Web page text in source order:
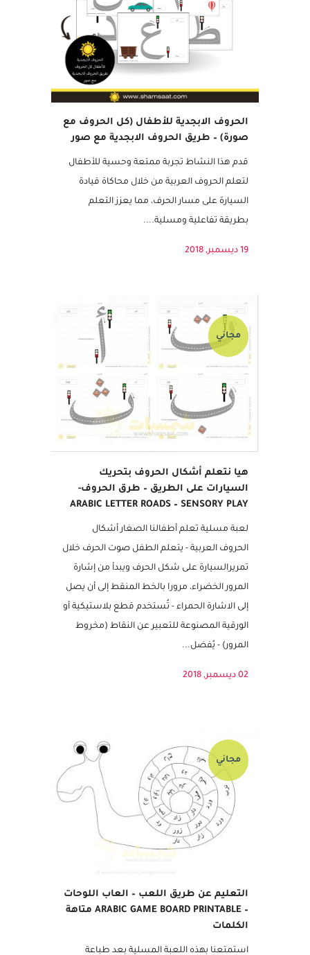
الحروف الابجدية للأطفال (كل الحروف مع
صورة) – طريق الحروف الابجدية مع صور
قدم هذا النشاط تجربة ممتعة وحسية للأطفال
لتعلم الحروف العربية من خلال محاكاة قيادة
السيارة على مسار الحرف، مما يعزز التعلم
هيا نتعلم أشكال الحروف بتحريك
السيارات على الطريق – طرق الحروف-
ARABIC LETTER ROADS – SENSORY PLAY
مجاني
لعبة مسلية تعلم أطفالنا الصغار أشكال
الحروف العربية - يتعلم الطفل صوت الحرف خلال
تمريرالسيارة على شكل الحرف ويبدأ من إشارة
المرور الخضراء، مرورا بالخط المنقط إلى أن يصل
إلى الاشارة الحمراء - تُستخدم قطع بلاستيكية أو
الورقية المصنوعة للتعبير عن النقاط (مخروط
التعليم عن طريق اللعب – العاب اللوحات
مجاني